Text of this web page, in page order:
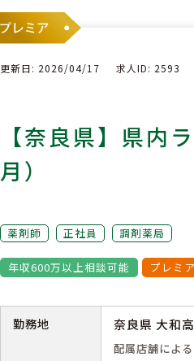
更新日: 2026/04/17 求人ID: 2593
【奈良県】県内
月）
薬剤師 正社員 調剤薬局
年収600万以上相談可能 プレミ
勤務地 奈良県 大和
配属店舗による